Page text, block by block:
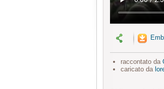
raccontato da
caricato da